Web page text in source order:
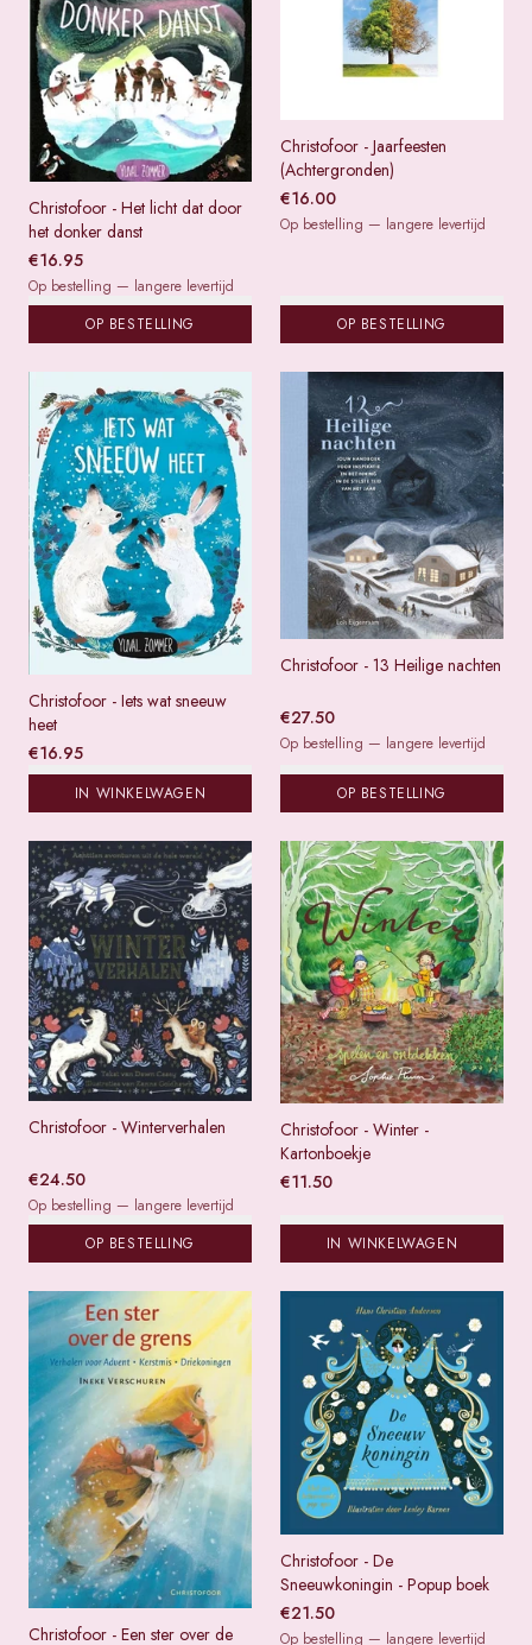
Christofoor - Het licht dat door
het donker danst
€16.95
Op bestelling — langere levertijd
OP BESTELLING
Christofoor - Jaarfeesten
(Achtergronden)
€16.00
Op bestelling — langere levertijd
OP BESTELLING
Christofoor - Iets wat sneeuw
heet
€16.95
IN WINKELWAGEN
Christofoor - 13 Heilige nachten
€27.50
Op bestelling — langere levertijd
OP BESTELLING
Christofoor - Winterverhalen
€24.50
Op bestelling — langere levertijd
OP BESTELLING
Christofoor - Winter -
Kartonboekje
€11.50
IN WINKELWAGEN
Christofoor - Een ster over de
Christofoor - De
Sneeuwkoningin - Popup boek
€21.50
Op bestelling — langere levertijd